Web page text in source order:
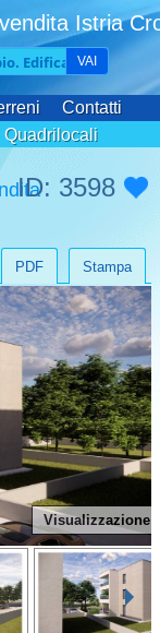
Istria
VAI
Contatti
Quadrilocali
ID: 3598
Stampa
PDF
Visualizzazione